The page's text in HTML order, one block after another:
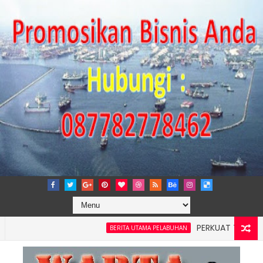
BERITA UTAMA PELABUHAN PERKUAT TATA KELOLA